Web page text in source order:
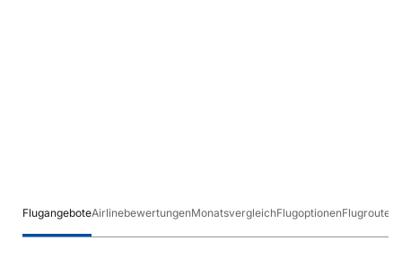
FlugangeboteAirlinebewertungenMonatsvergleichFlugoptionenFlugrouten